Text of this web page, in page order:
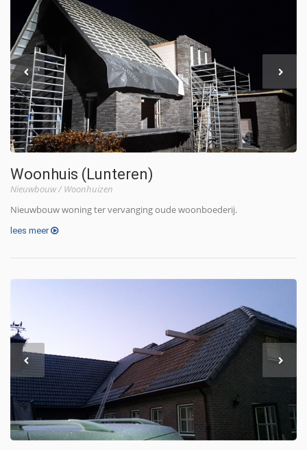
Woonhuis (Lunteren)
Nieuwbouw/Woonhuizen
Nieuwbouw woning ter vervanging oude woonboederij.
lees meer